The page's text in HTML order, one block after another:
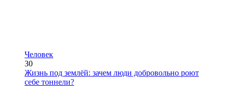
Человек
30
Жизнь под землёй: зачем люди добровольно роют
себе тоннели?